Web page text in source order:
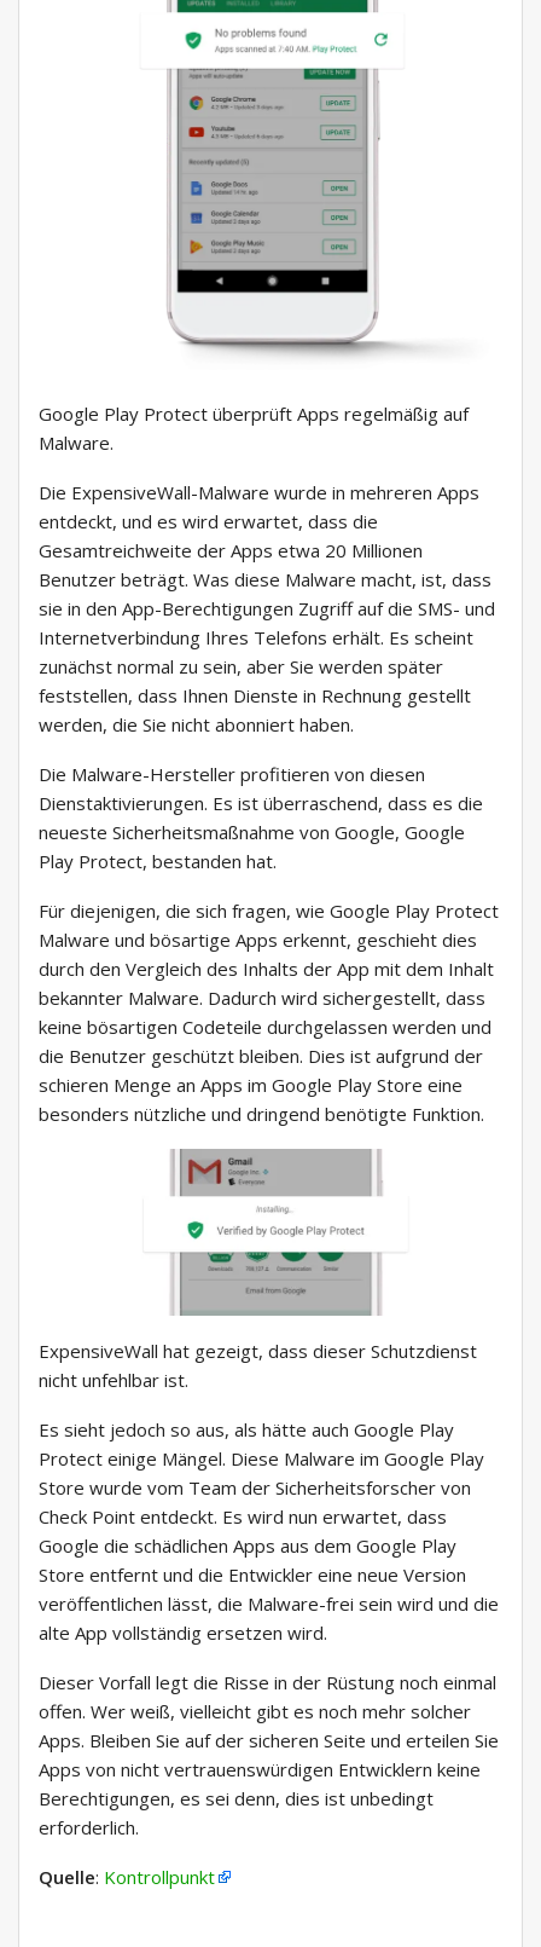
Google Play Protect überprüft Apps regelmäßig auf
Malware.
Die ExpensiveWall-Malware wurde in mehreren Apps
entdeckt, und es wird erwartet, dass die
Gesamtreichweite der Apps etwa 20 Millionen
Benutzer beträgt. Was diese Malware macht, ist, dass
sie in den App-Berechtigungen Zugriff auf die SMS- und
Internetverbindung Ihres Telefons erhält. Es scheint
zunächst normal zu sein, aber Sie werden später
feststellen, dass Ihnen Dienste in Rechnung gestellt
werden, die Sie nicht abonniert haben.
Die Malware-Hersteller profitieren von diesen
Dienstaktivierungen. Es ist überraschend, dass es die
neueste Sicherheitsmaßnahme von Google, Google
Play Protect, bestanden hat.
Für diejenigen, die sich fragen, wie Google Play Protect
Malware und bösartige Apps erkennt, geschieht dies
durch den Vergleich des Inhalts der App mit dem Inhalt
bekannter Malware. Dadurch wird sichergestellt, dass
keine bösartigen Codeteile durchgelassen werden und
die Benutzer geschützt bleiben. Dies ist aufgrund der
schieren Menge an Apps im Google Play Store eine
besonders nützliche und dringend benötigte Funktion.
ExpensiveWall hat gezeigt, dass dieser Schutzdienst
nicht unfehlbar ist.
Es sieht jedoch so aus, als hätte auch Google Play
Protect einige Mängel. Diese Malware im Google Play
Store wurde vom Team der Sicherheitsforscher von
Check Point entdeckt. Es wird nun erwartet, dass
Google die schädlichen Apps aus dem Google Play
Store entfernt und die Entwickler eine neue Version
veröffentlichen lässt, die Malware-frei sein wird und die
alte App vollständig ersetzen wird.
Dieser Vorfall legt die Risse in der Rüstung noch einmal
offen. Wer weiß, vielleicht gibt es noch mehr solcher
Apps. Bleiben Sie auf der sicheren Seite und erteilen Sie
Apps von nicht vertrauenswürdigen Entwicklern keine
Berechtigungen, es sei denn, dies ist unbedingt
erforderlich.
Quelle: Kontrollpunkt